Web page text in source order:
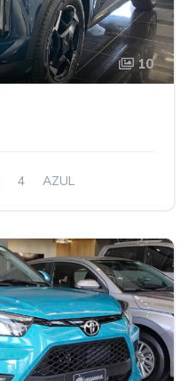
10
4 AZUL